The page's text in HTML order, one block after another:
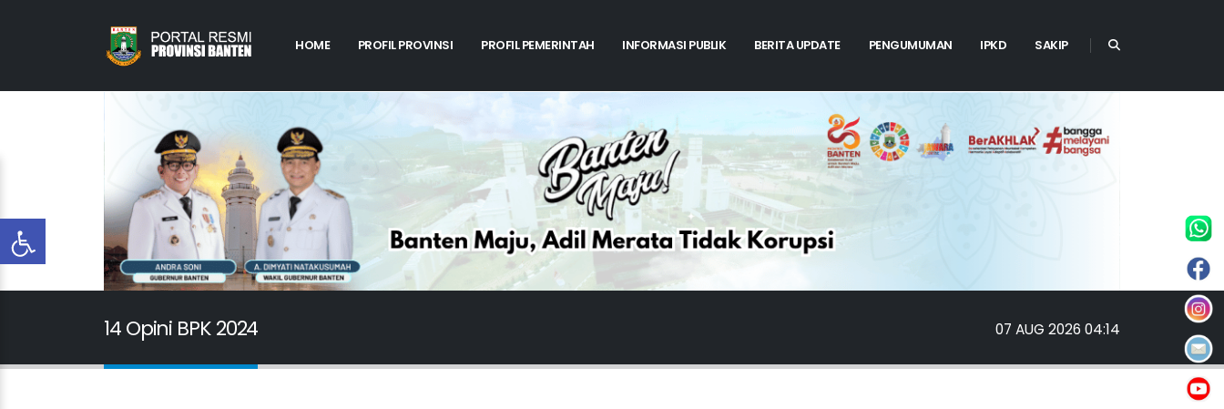
HOME PROFIL PROVINSI PROFIL PEMERINTAH INFORMASI PUBLIK BERITA UPDATE PENGUMUMAN IPKD SAKIP
14 Opini BPK 2024 07 AUG 2026 04:14